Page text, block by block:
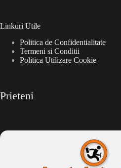
Linkuri Utile
Politica de Confidentialitate
Termeni si Conditii
Politica Utilizare Cookie
Prieteni